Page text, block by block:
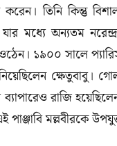
তিনি কিন্তু
মধ্যে অন্যতম
১৯০০ সালে
ক্ষেতুবাবু।
রাজি
মল্লবীরকে